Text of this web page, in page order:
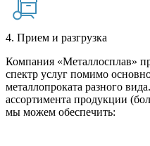
4. Прием и разгрузка
Компания «Металлосплав»
спектр услуг помимо
металлопроката разного
ассортимента продукции
мы можем обеспечить: